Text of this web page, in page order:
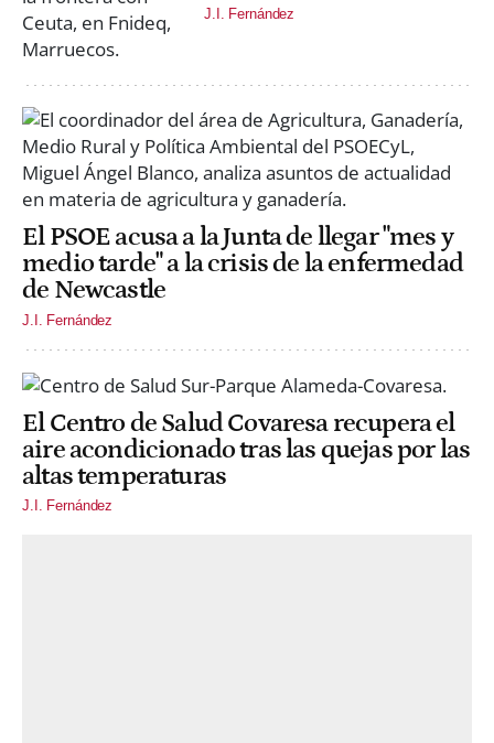
J.I. Fernández
El PSOE acusa a la Junta de llegar "mes y
medio tarde" a la crisis de la enfermedad
de Newcastle
J.I. Fernández
El Centro de Salud Covaresa recupera el
aire acondicionado tras las quejas por las
altas temperaturas
J.I. Fernández